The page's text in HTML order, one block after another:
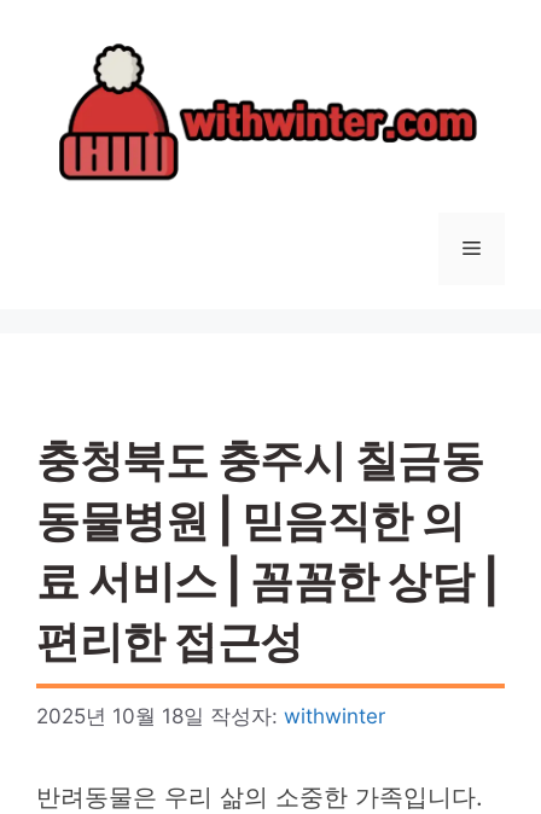
메
충청북도 충주시 칠금동
동물병원 | 믿음직한 의
료 서비스 | 꼼꼼한 상담 |
편리한 접근성
2025년 10월 18일 작성자: withwinter
반려동물은 우리 삶의 소중한 가족입니다.